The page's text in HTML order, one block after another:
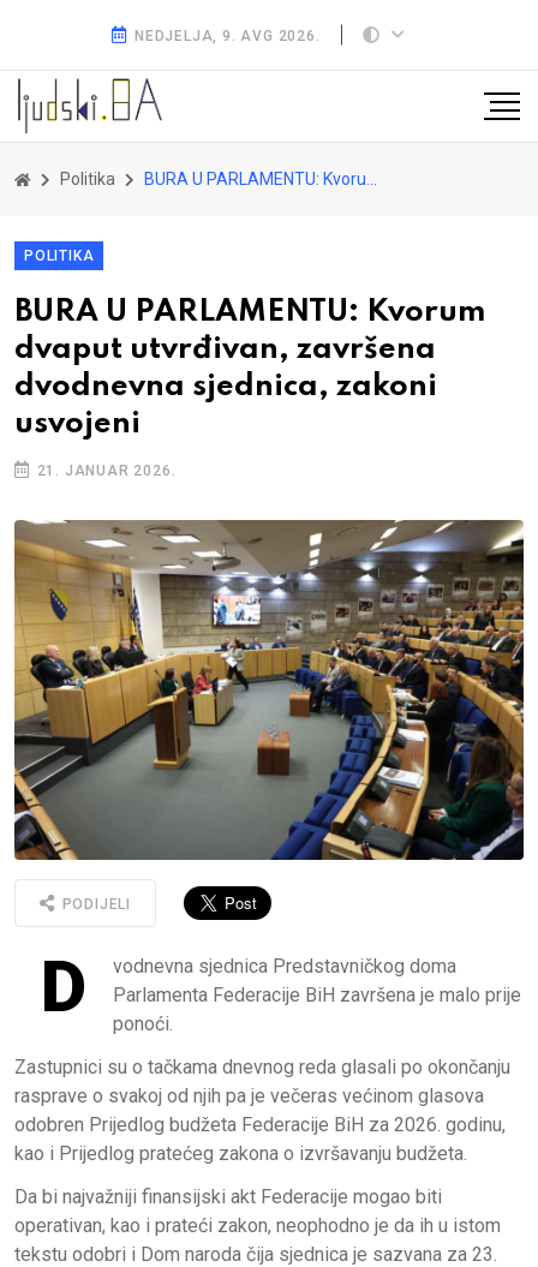
NEDJELJA, 9. AVG 2026.
Politika BURA U PARLAMENTU: Kvorum dvaput utvrđivan, završena dvodnevna sjednica, zakoni usvojeni
POLITIKA
BURA U PARLAMENTU: Kvorum
dvaput utvrđivan, završena
dvodnevna sjednica, zakoni
usvojeni
21. JANUAR 2026.
PODIJELI
D
vodnevna sjednica Predstavničkog doma
Parlamenta Federacije BiH završena je malo prije
ponoći.
Zastupnici su o tačkama dnevnog reda glasali po okončanju
rasprave o svakoj od njih pa je večeras većinom glasova
odobren Prijedlog budžeta Federacije BiH za 2026. godinu,
kao i Prijedlog pratećeg zakona o izvršavanju budžeta.
Da bi najvažniji finansijski akt Federacije mogao biti
operativan, kao i prateći zakon, neophodno je da ih u istom
tekstu odobri i Dom naroda čija sjednica je sazvana za 23.